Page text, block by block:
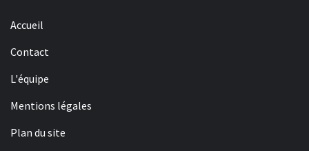
Accueil
Contact
L'équipe
Mentions légales
Plan du site